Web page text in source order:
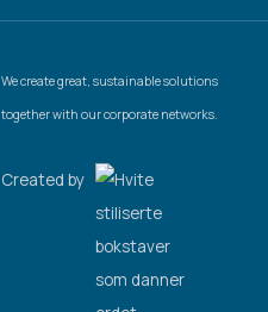
We create great, sustainable solutions
together with our corporate networks.
Created by